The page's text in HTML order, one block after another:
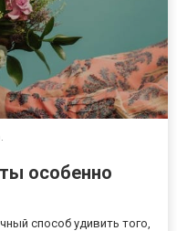
особенно
способ удивить того,